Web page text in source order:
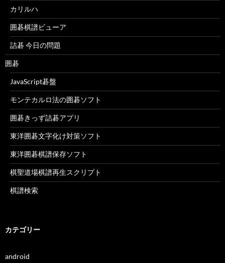
カリルハ
囲碁棋譜ビューア
詰碁 今日の問題
囲碁
JavaScript碁盤
モンテカルロ法の囲碁ソフト
囲碁きっず詰碁アプリ
東洋囲碁文字化け対策ソフト
東洋囲碁棋譜保存ソフト
棋聖道場棋譜再生スクリプト
棋譜検索
カテゴリー
android